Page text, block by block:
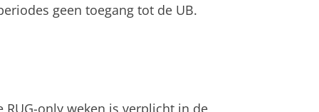
geen toegang tot de UB.
only weken is verplicht in de